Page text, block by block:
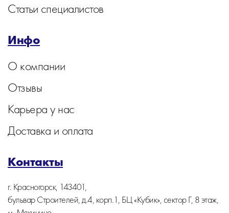
Статьи специалистов
Инфо
О компании
Отзывы
Карьера у нас
Доставка и оплата
Контакты
г. Красногорск, 143401,
бульвар Строителей, д.4, корп.1, БЦ «Кубик», сектор Г, 8 этаж,